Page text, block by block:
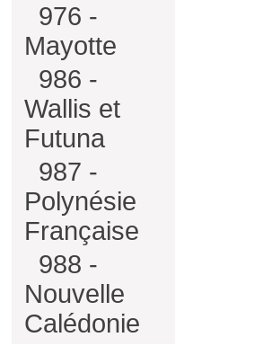
976 -
Mayotte
986 -
Wallis et
Futuna
987 -
Polynésie
Française
988 -
Nouvelle
Calédonie